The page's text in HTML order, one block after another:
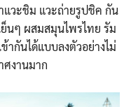
แวะชิม แวะถ่ายรูปชิค กัน
ย็นๆ ผสมสมุนไพรไทย รัม
กันได้แบบลงตัวอย่างไม่
ศงานมาก